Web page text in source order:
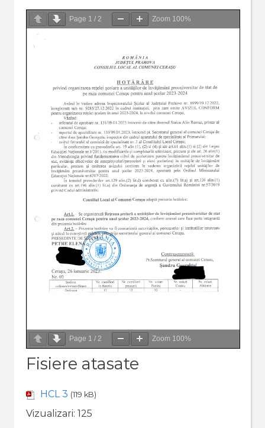
Page 1 / 2 Zoom 100%
Page 1 / 2 Zoom 100%
Fisiere atasate
HCL 3 (119 kB)
Vizualizari: 125